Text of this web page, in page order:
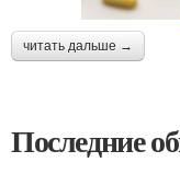
читать дальше →
Последние